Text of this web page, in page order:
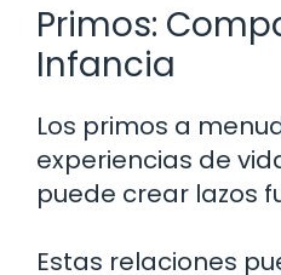
Primos:
Infancia
Los primos a
experiencias de
puede crear lazos
Estas relaciones